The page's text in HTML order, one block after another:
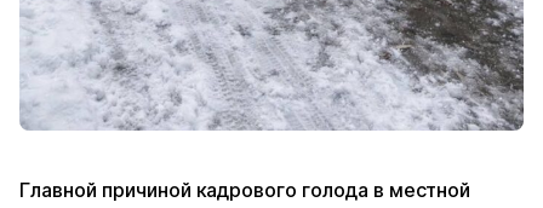
Главной причиной кадрового голода в местной